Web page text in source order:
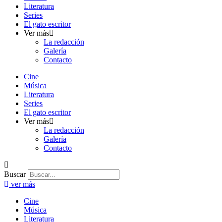
Literatura
Series
El gato escritor
Ver más
La redacción
Galería
Contacto
Cine
Música
Literatura
Series
El gato escritor
Ver más
La redacción
Galería
Contacto
Buscar
ver más
Cine
Música
Literatura